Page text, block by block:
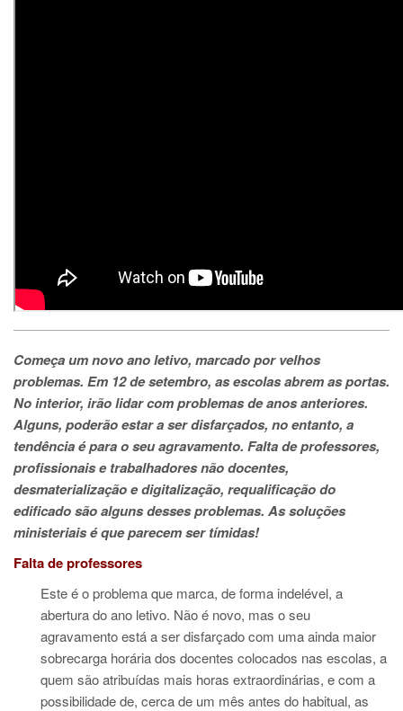
Começa um novo ano letivo, marcado por velhos
problemas. Em 12 de setembro, as escolas abrem as portas.
No interior, irão lidar com problemas de anos anteriores.
Alguns, poderão estar a ser disfarçados, no entanto, a
tendência é para o seu agravamento. Falta de professores,
profissionais e trabalhadores não docentes,
desmaterialização e digitalização, requalificação do
edificado são alguns desses problemas. As soluções
ministeriais é que parecem ser tímidas!
Falta de professores
Este é o problema que marca, de forma indelével, a
abertura do ano letivo. Não é novo, mas o seu
agravamento está a ser disfarçado com uma ainda maior
sobrecarga horária dos docentes colocados nas escolas, a
quem são atribuídas mais horas extraordinárias, e com a
possibilidade de, cerca de um mês antes do habitual, as